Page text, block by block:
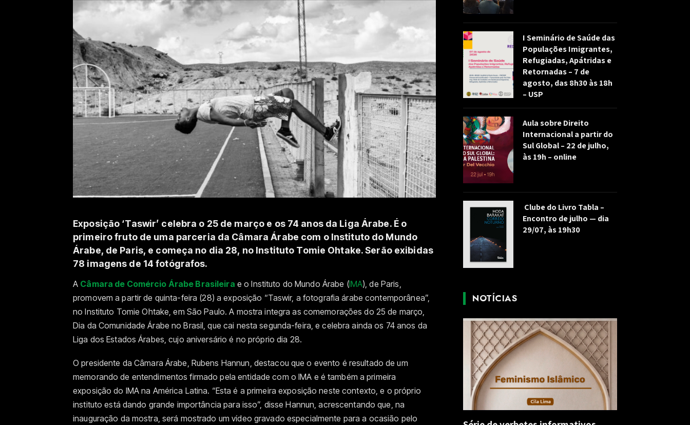
Exposição ‘Taswir’ celebra o 25 de março e os 74 anos da Liga Árabe. É o
primeiro fruto de uma parceria da Câmara Árabe com o Instituto do Mundo
Árabe, de Paris, e começa no dia 28, no Instituto Tomie Ohtake. Serão exibidas
78 imagens de 14 fotógrafos.
A Câmara de Comércio Árabe Brasileira e o Instituto do Mundo Árabe (IMA), de Paris,
promovem a partir de quinta-feira (28) a exposição “Taswir, a fotografia árabe contemporânea”,
no Instituto Tomie Ohtake, em São Paulo. A mostra integra as comemorações do 25 de março,
Dia da Comunidade Árabe no Brasil, que cai nesta segunda-feira, e celebra ainda os 74 anos da
Liga dos Estados Árabes, cujo aniversário é no próprio dia 28.
O presidente da Câmara Árabe, Rubens Hannun, destacou que o evento é resultado de um
memorando de entendimentos firmado pela entidade com o IMA e é também a primeira
exposição do IMA na América Latina. “Esta é a primeira exposição neste contexto, e o próprio
instituto está dando grande importância para isso”, disse Hannun, acrescentando que, na
inauguração da mostra, será mostrado um vídeo gravado especialmente para a ocasião pelo
I Seminário de Saúde das
Populações Imigrantes,
Refugiadas, Apátridas e
Retornadas – 7 de
agosto, das 8h30 às 18h
– USP
Aula sobre Direito
Internacional a partir do
Sul Global – 22 de julho,
às 19h – online
Clube do Livro Tabla –
Encontro de julho — dia
29/07, às 19h30
NOTÍCIAS